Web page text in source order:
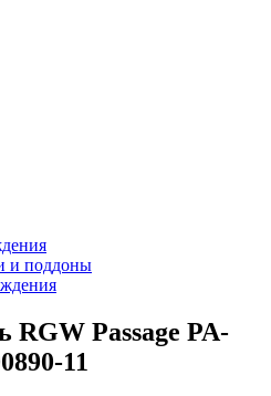
и поддоны
RGW Passage PA-
11